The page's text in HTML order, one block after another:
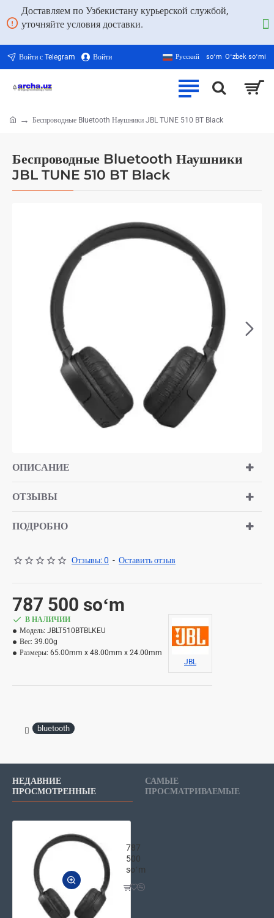
Доставляем по Узбекистану курьерской службой,
уточняйте условия доставки.
Войти с Telegram Войти Русский soʻm Oʻzbek soʻmi
Беспроводные Bluetooth Наушники
JBL TUNE 510 BT Black
Беспроводные Bluetooth Наушники JBL TUNE 510 BT Black
ОПИСАНИЕ
ОТЗЫВЫ
ПОДРОБНО
Отзывы: 0 - Оставить отзыв
787 500 soʻm
В НАЛИЧИИ
Модель: JBLT510BTBLKEU
Вес: 39.00g
Размеры: 65.00mm x 48.00mm x 24.00mm
JBL
bluetooth
НЕДАВНИЕ
ПРОСМОТРЕННЫЕ
САМЫЕ
ПРОСМАТРИВАЕМЫЕ
787
500
soʻm